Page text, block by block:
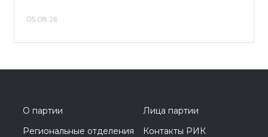
05.08.26
О партии
Лица партии
Региональные отделения
Контакты РИК